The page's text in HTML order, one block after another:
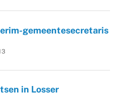
gemeentesecretaris
in Losser